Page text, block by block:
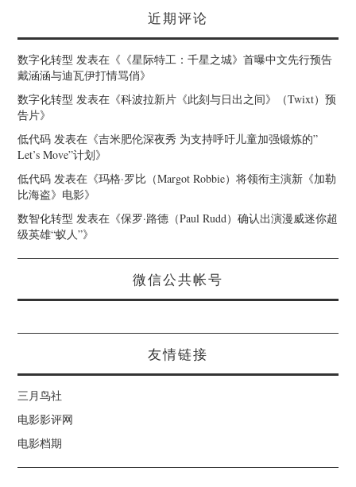
近期评论
数字化转型 发表在《 《星际特工：千星之城》首曝中文先行预告
戴涵涵与迪瓦伊打情骂俏》
数字化转型 发表在《科波拉新片《此刻与日出之间》（Twixt）预
告片》
低代码 发表在《吉米肥伦深夜秀 为支持呼吁儿童加强锻炼的”
Let’s Move”计划》
低代码 发表在《玛格·罗比（Margot Robbie）将领衔主演新《加勒
比海盗》电影》
数智化转型 发表在《保罗·路德（Paul Rudd）确认出演漫威迷你超
级英雄“蚁人”》
微信公共帐号
友情链接
三月鸟社
电影影评网
电影档期